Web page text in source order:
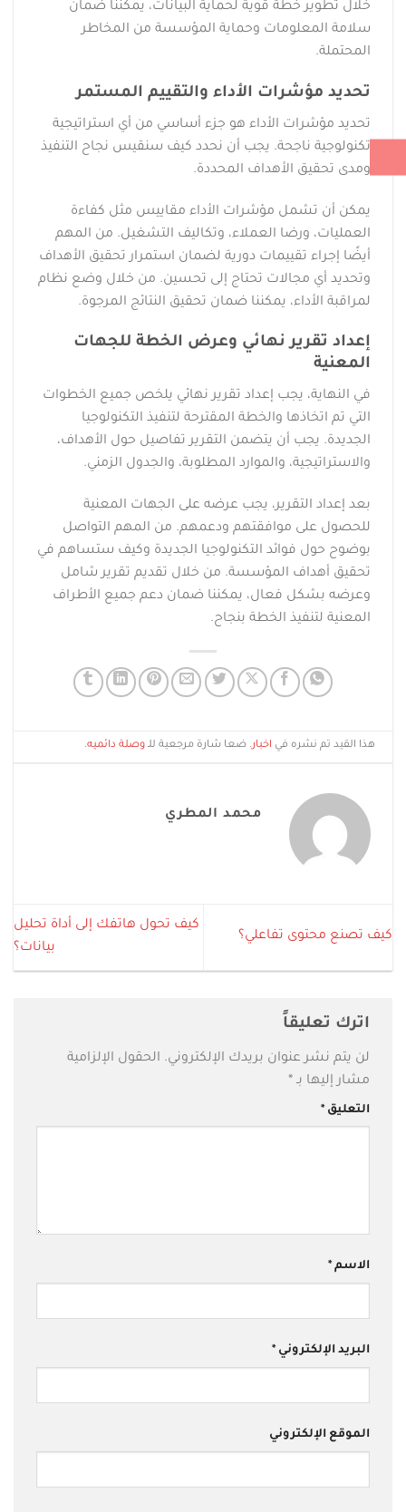
خلال تطوير خطة قوية لحماية البيانات، يمكننا ضمان
سلامة المعلومات وحماية المؤسسة من المخاطر
المحتملة.
تحديد مؤشرات الأداء والتقييم المستمر
تحديد مؤشرات الأداء هو جزء أساسي من أي استراتيجية
تكنولوجية ناجحة. يجب أن نحدد كيف سنقيس نجاح التنفيذ
ومدى تحقيق الأهداف المحددة.
يمكن أن تشمل مؤشرات الأداء مقاييس مثل كفاءة
العمليات، ورضا العملاء، وتكاليف التشغيل. من المهم
أيضًا إجراء تقييمات دورية لضمان استمرار تحقيق الأهداف
وتحديد أي مجالات تحتاج إلى تحسين. من خلال وضع نظام
لمراقبة الأداء، يمكننا ضمان تحقيق النتائج المرجوة.
إعداد تقرير نهائي وعرض الخطة للجهات
المعنية
في النهاية، يجب إعداد تقرير نهائي يلخص جميع الخطوات
التي تم اتخاذها والخطة المقترحة لتنفيذ التكنولوجيا
الجديدة. يجب أن يتضمن التقرير تفاصيل حول الأهداف،
والاستراتيجية، والموارد المطلوبة، والجدول الزمني.
بعد إعداد التقرير، يجب عرضه على الجهات المعنية
للحصول على موافقتهم ودعمهم. من المهم التواصل
بوضوح حول فوائد التكنولوجيا الجديدة وكيف ستساهم في
تحقيق أهداف المؤسسة. من خلال تقديم تقرير شامل
وعرضه بشكل فعال، يمكننا ضمان دعم جميع الأطراف
المعنية لتنفيذ الخطة بنجاح.
هذا القيد تم نشره في اخبار. ضعا شارة مرجعية للـوصلة دائميه.
محمد المطري
كيف تصنع محتوى تفاعلي؟
كيف تحول هاتفك إلى أداة تحليل
بيانات؟
اترك تعليقاً
لن يتم نشر عنوان بريدك الإلكتروني. الحقول الإلزامية
مشار إليها بـ *
التعليق*
الاسم *
البريد الإلكتروني *
الموقع الإلكتروني